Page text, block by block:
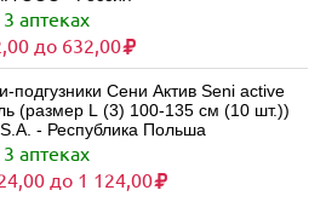
3 аптеках
до 632,00
подгузники Сени Актив Seni active
(размер L (3) 100-135 см (10 шт.))
- Республика Польша
3 аптеках
до 1 124,00